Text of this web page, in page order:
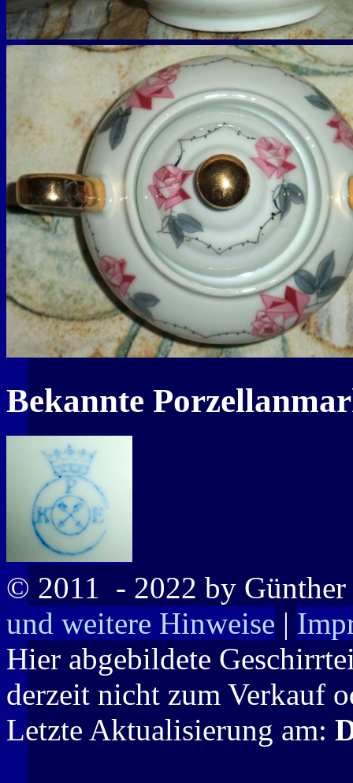
Bekannte
© 2011 - 2022 by
und weitere Hinweise |
Hier abgebildete
derzeit nicht zum Verkauf
Letzte Aktualisierung am: